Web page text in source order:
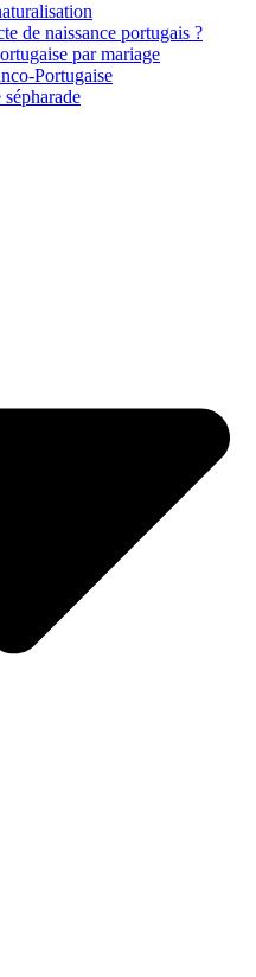
de naissance portugais ?
par mariage
Portugaise